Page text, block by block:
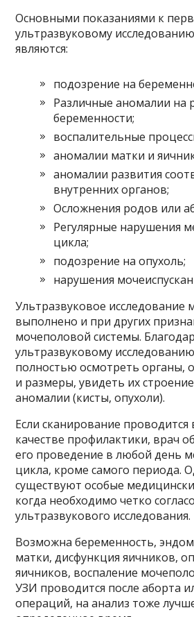
Основными показаниями к
ультразвуковому
являются:
подозрение на
Различные аномалии на
беременности;
воспалительные
аномалии матки и
аномалии развития
внутренних органов;
Осложнения родов или
Регулярные нарушения
цикла;
подозрение на опухоль;
нарушения
Ультразвуковое исследование
выполнено и при других
мочеполовой системы.
ультразвуковому
полностью осмотреть органы,
и размеры, увидеть их
аномалии (кисты, опухоли).
Если сканирование
качестве профилактики, врач
его проведение в любой день
цикла, кроме самого периода.
существуют особые
когда необходимо четко
ультразвукового исследования.
Возможна беременность,
матки, дисфункция яичников,
яичников, воспаление
УЗИ проводится после аборта
операций, на анализ тоже